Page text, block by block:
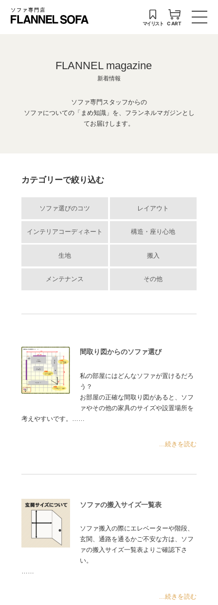
ソファ専門店
マイリスト CART
FLANNEL magazine
新着情報
ソファ専門スタッフからの
ソファについての「まめ知識」を、フランネルマガジンとし
てお届けします。
カテゴリーで絞り込む
ソファ選びのコツ レイアウト
インテリアコーディネート 構造・座り心地
生地 搬入
メンテナンス その他
間取り図からのソファ選び
私の部屋にはどんなソファが置けるだろ
う？
お部屋の正確な間取り図があると、ソフ
ァやその他の家具のサイズや設置場所を
考えやすいです。……
...続きを読む
ソファの搬入サイズ一覧表
ソファ搬入の際にエレベーターや階段、
玄関、通路を通るかご不安な方は、ソフ
ァの搬入サイズ一覧表よりご確認下さ
い。
...続きを読む